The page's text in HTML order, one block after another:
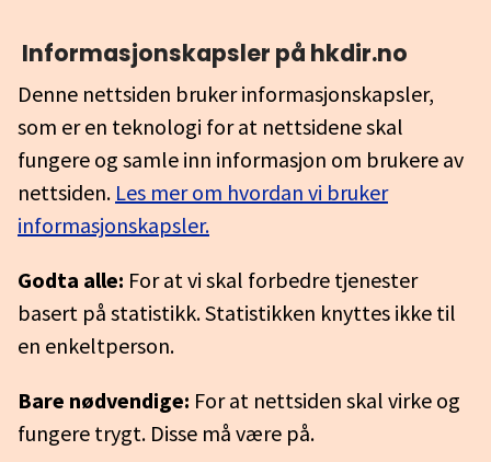
Informasjonskapsler på hkdir.no
Denne nettsiden bruker informasjonskapsler,
som er en teknologi for at nettsidene skal
fungere og samle inn informasjon om brukere av
nettsiden. Les mer om hvordan vi bruker
informasjonskapsler.
Godta alle: For at vi skal forbedre tjenester
basert på statistikk. Statistikken knyttes ikke til
en enkeltperson.
Bare nødvendige: For at nettsiden skal virke og
fungere trygt. Disse må være på.